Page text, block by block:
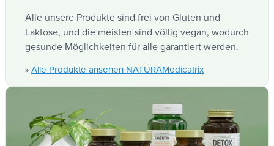
Alle unsere Produkte sind frei von Gluten und
Laktose, und die meisten sind völlig vegan, wodurch
gesunde Möglichkeiten für alle garantiert werden.
» Alle Produkte ansehen NATURAMedicatrix